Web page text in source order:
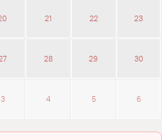
21 22 23
28 29 30
3 4 5 6